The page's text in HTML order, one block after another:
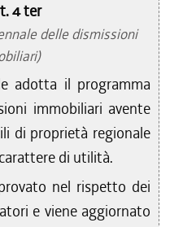
4 ter
delle dismissioni
adotta il programma
immobiliari avente
di proprietà regionale
di utilità.
nel rispetto dei
e viene aggiornato